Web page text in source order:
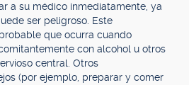
a su médico inmediatamente, ya
ser peligroso. Este
que ocurra cuando
con alcohol u otros
central. Otros
(por ejemplo, preparar y comer